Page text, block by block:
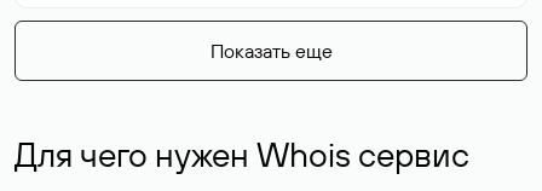
Показать еще
Для чего нужен Whois сервис